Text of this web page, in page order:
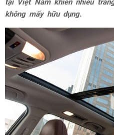
tại Việt Nam khiến nhiều
không mấy hữu dụng.